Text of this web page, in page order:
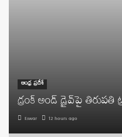
ఆంధ్ర ప్రదేశ్
డ్రంక్ అండ్ డ్రైవ్‌పై
Eswar 12 hours ago